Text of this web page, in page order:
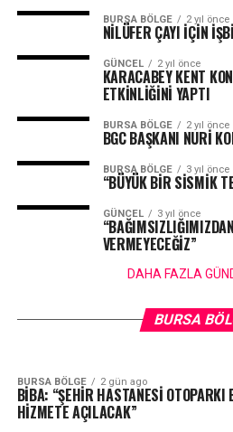
BURSA BÖLGE 2 yıl önce
NİLÜFER ÇAYI İÇİN
GÜNCEL 2 yıl önce
KARACABEY KENT
ETKİNLİĞİNİ YAPTI
BURSA BÖLGE 2 yıl önce
BGC BAŞKANI NURİ
BURSA BÖLGE 3 yıl önce
“BÜYÜK BİR SİSMİK
GÜNCEL 3 yıl önce
VERMEYECEĞİZ”
DAHA FAZLA
BURSA
BÜYÜKŞEHİR’DEN
ARAÇ
MATLI: “BTSO’DA ÜRETİMİN
ÖNÜNÜ BİRLİKTE AÇACAĞIZ.”
BURSA BÖLGE 2 gün ago
BİBA: “ŞEHİR HASTANESİ OTOPARKI
HİZMETE AÇILACAK”